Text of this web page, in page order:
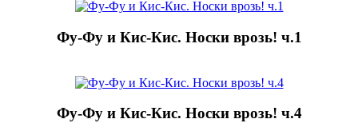
Фу-Фу и Кис-Кис. Носки врозь! ч.1
Фу-Фу и Кис-Кис. Носки врозь! ч.4